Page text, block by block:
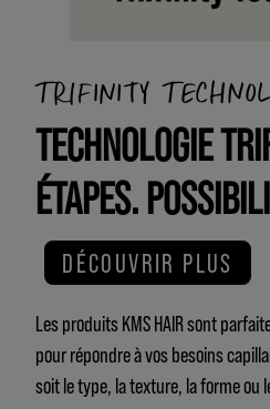
TRIFINITY
TECHNOLOGIE
ÉTAPES.
DÉCOUVRIR PLUS
Les produits KMS HAIR sont
pour répondre à vos besoins
soit le type, la texture, la forme ou